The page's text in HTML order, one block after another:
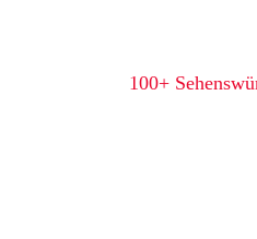
100+